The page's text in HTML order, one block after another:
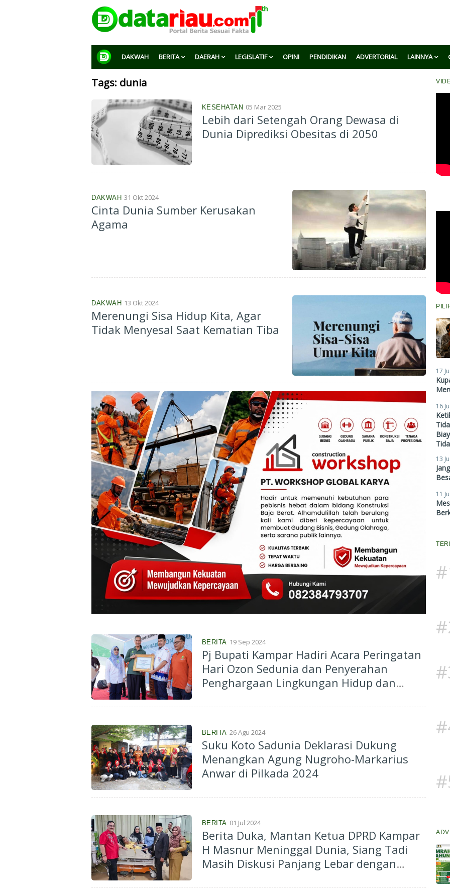
DAKWAH BERITA DAERAH LEGISLATIF OPINI PENDIDIKAN ADVERTORIAL LAINNYA
Tags: dunia
KESEHATAN 05 Mar 2025
Lebih dari Setengah Orang Dewasa di
Dunia Diprediksi Obesitas di 2050
DAKWAH 31 Okt 2024
Cinta Dunia Sumber Kerusakan
Agama
DAKWAH 13 Okt 2024
Merenungi Sisa Hidup Kita, Agar
Tidak Menyesal Saat Kematian Tiba
BERITA 19 Sep 2024
Pj Bupati Kampar Hadiri Acara Peringatan
Hari Ozon Sedunia dan Penyerahan
Penghargaan Lingkungan Hidup dan
BERITA 26 Agu 2024
Suku Koto Sadunia Deklarasi Dukung
Menangkan Agung Nugroho-Markarius
Anwar di Pilkada 2024
BERITA 01 Jul 2024
Berita Duka, Mantan Ketua DPRD Kampar
H Masnur Meninggal Dunia, Siang Tadi
Masih Diskusi Panjang Lebar dengan
17
16
13
11